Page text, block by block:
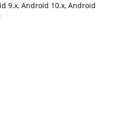
9.x, Android 10.x, Android